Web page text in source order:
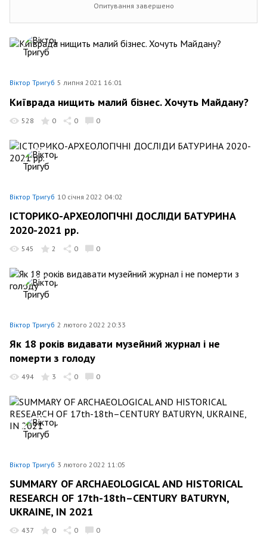
Опитування завершено
Віктор Тригуб 5 липня 2021 16:01
Київрада нищить малий бізнес. Хочуть Майдану?
528 0 0 0
Віктор Тригуб 10 січня 2022 04:02
ІСТОРИКО-АРХЕОЛОГІЧНІ ДОСЛІДИ БАТУРИНА
2020-2021 рр.
545 2 0 0
Віктор Тригуб 2 лютого 2022 20:33
Як 18 років видавати музейний журнал і не
померти з голоду
494 3 0 0
Віктор Тригуб 3 лютого 2022 11:05
SUMMARY OF ARCHAEOLOGICAL AND HISTORICAL
RESEARCH OF 17th-18th–CENTURY BATURYN,
UKRAINE, IN 2021
437 0 0 0